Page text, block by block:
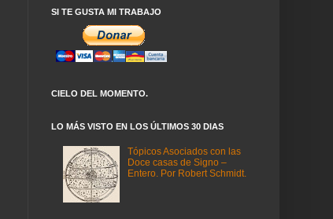
SI TE GUSTA MI TRABAJO
CIELO DEL MOMENTO.
LO MÁS VISTO EN LOS ÚLTIMOS 30 DIAS
Tópicos Asociados con las
Doce casas de Signo –
Entero. Por Robert Schmidt.